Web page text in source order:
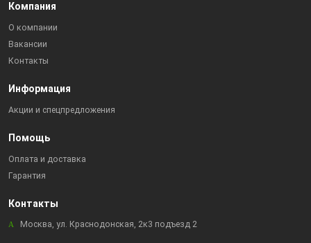
Компания
О компании
Вакансии
Контакты
Информация
Акции и спецпредложения
Помощь
Оплата и доставка
Гарантия
Контакты
Москва, ул. Краснодонская, 2к3 подъезд 2